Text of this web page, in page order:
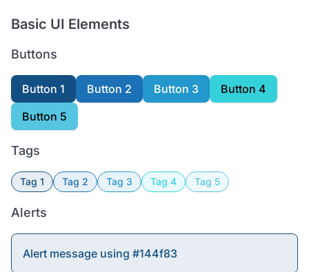
Basic UI Elements
Buttons
Button 1 Button 2 Button 3
Button 4
Button 5
Tags
Tag 1 Tag 2 Tag 3 Tag 4 Tag 5
Alerts
Alert message using #144f83